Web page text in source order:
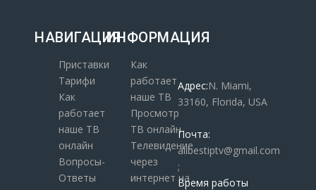
НАВИГАЦИЯ
Приставки
Тарифи
Как
работает
наше ТВ
онлайн
Вопросы-
Ответы
ИНФОРМАЦИЯ
Как
работает
наше ТВ
Просмотр
ТВ онлайн
Телевидение
через
интернет на
Адрес:N. Miami,
33160, Florida, USA
Почта:
allbestiptv@gmail.com
;
Время работы